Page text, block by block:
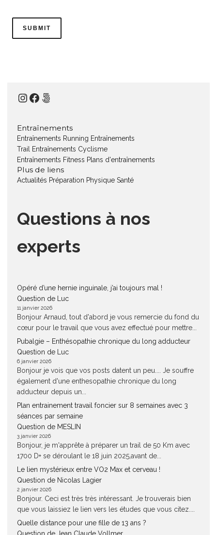
Instagram
Facebook
500px
Entraînements
Entraînements Running Entraînements
Trail
Entraînements Cyclisme
Entraînements Fitness Plans d'entraînements
Plus de liens
Actualités Préparation Physique Santé
Questions à nos
experts
Opéré d’une hernie inguinale, j’ai toujours mal !
Question de Luc
11 janvier 2026
Bonjour Arnaud, tout d'abord je vous remercie du fond du
cœur pour le travail que vous avez effectué pour mettre...
Pubalgie – Enthésopathie chronique du long adducteur
Question de Luc
6 janvier 2026
Bonjour je vois que vos posts datent un peu.... Je souffre
également d'une enthesopathie chronique du long
adducteur depuis un...
Plan entrainement travail foncier sur 8 semaines avec 3
séances par semaine
Question de MESLIN
3 janvier 2026
Bonjour, je m'apprête à préparer un trail de 50 Km avec
1700 D+ se déroulant le 18 juin 2025,avant de...
Le lien mystérieux entre VO2 Max et cerveau !
Question de Nicolas Lagier
2 janvier 2026
Bonjour. Ceci est très très intéressant. Je trouverais bien
que vous laissiez le lien vers les études que vous citez....
Quelle distance pour une fille de 13 ans ?